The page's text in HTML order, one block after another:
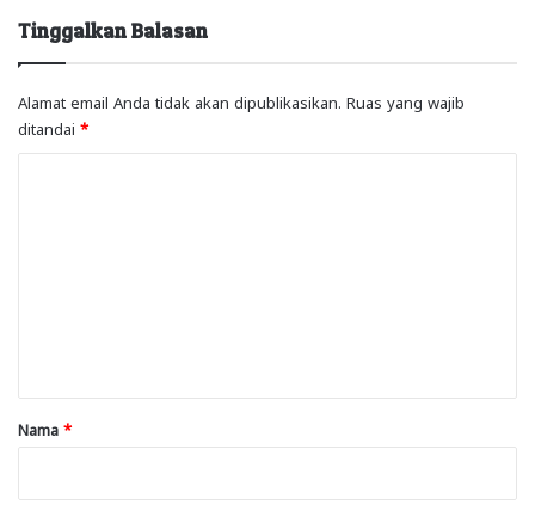
Tinggalkan Balasan
Alamat email Anda tidak akan dipublikasikan. Ruas yang wajib
ditandai *
rNama *